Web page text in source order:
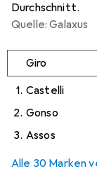
Durchschnitt.
Quelle: Galaxus
Giro
1. Castelli
2. Gonso
3. Assos
Alle 30 Marken